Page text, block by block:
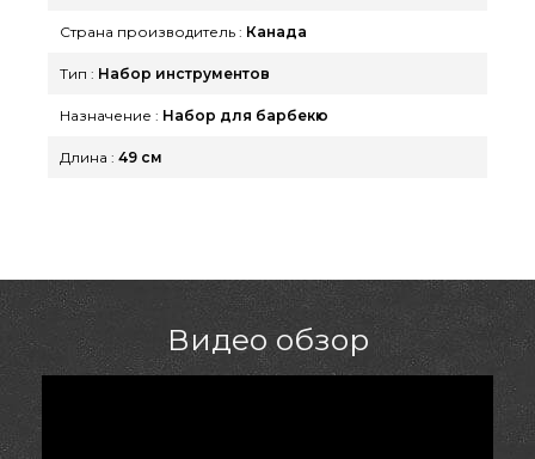
Напишите прямо сейчас нашим менеджерам на
телефонный номер (098) 333-26-55 и мы поможем
Страна производитель : Канада
Тип : Набор инструментов
Назначение : Набор для барбекю
Длина : 49 см
Видео обзор